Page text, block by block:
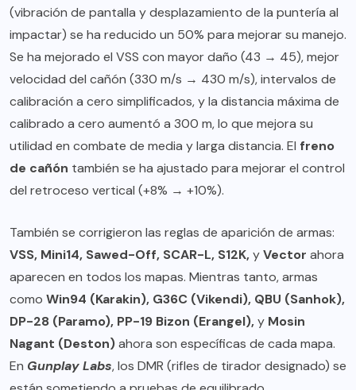
(vibración de pantalla y desplazamiento de la puntería al
impactar) se ha reducido un 50% para mejorar su manejo.
Se ha mejorado el VSS con mayor daño (43 → 45), mejor
velocidad del cañón (330 m/s → 430 m/s), intervalos de
calibración a cero simplificados, y la distancia máxima de
calibrado a cero aumentó a 300 m, lo que mejora su
utilidad en combate de media y larga distancia. El freno
de cañón también se ha ajustado para mejorar el control
del retroceso vertical (+8% → +10%).
También se corrigieron las reglas de aparición de armas:
VSS, Mini14, Sawed-Off, SCAR-L, S12K,yVector ahora
aparecen en todos los mapas. Mientras tanto, armas
como Win94 (Karakin), G36C (Vikendi), QBU (Sanhok),
DP-28 (Paramo), PP-19 Bizon (Erangel),y Mosin
Nagant (Deston)ahora son específicas de cada mapa.
En Gunplay Labs, los DMR (rifles de tirador designado) se